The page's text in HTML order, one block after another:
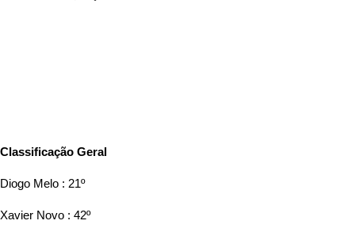
Classificação Geral
Diogo Melo : 21º
Xavier Novo : 42º